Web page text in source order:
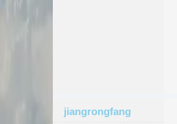
jiangrongfang